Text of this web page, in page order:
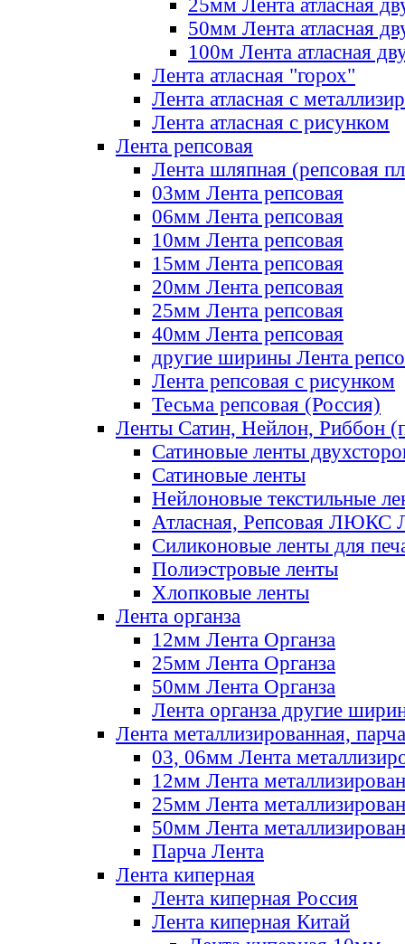
25мм Лента атласная
50мм Лента атласная
100м Лента атласная
Лента атласная "горох"
Лента атласная с
Лента атласная с рисунком
Лента репсовая
Лента шляпная (репсовая
03мм Лента репсовая
06мм Лента репсовая
10мм Лента репсовая
15мм Лента репсовая
20мм Лента репсовая
25мм Лента репсовая
40мм Лента репсовая
другие ширины Лента
Лента репсовая с рисунком
Тесьма репсовая (Россия)
Ленты Сатин, Нейлон, Риббон
Сатиновые ленты
Сатиновые ленты
Нейлоновые текстильные
Атласная, Репсовая ЛЮКС
Силиконовые ленты для
Полиэстровые ленты
Хлопковые ленты
Лента органза
12мм Лента Органза
25мм Лента Органза
50мм Лента Органза
Лента органза другие
Лента металлизированная, парча
03, 06мм Лента
12мм Лента
25мм Лента
50мм Лента
Парча Лента
Лента киперная
Лента киперная Россия
Лента киперная Китай